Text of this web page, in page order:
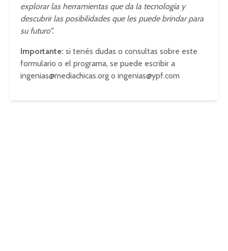
explorar las herramientas que da la tecnología y
descubrir las posibilidades que les puede brindar para
su futuro”.
Importante: si tenés dudas o consultas sobre este
formulario o el programa, se puede escribir a
ingenias@mediachicas.org o ingenias@ypf.com